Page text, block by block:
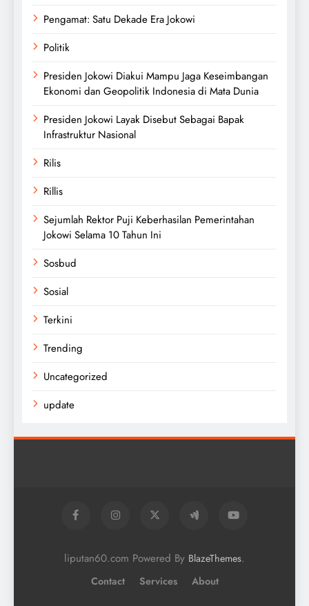
Pengamat: Satu Dekade Era Jokowi
Politik
Presiden Jokowi Diakui Mampu Jaga Keseimbangan
Ekonomi dan Geopolitik Indonesia di Mata Dunia
Presiden Jokowi Layak Disebut Sebagai Bapak
Infrastruktur Nasional
Rilis
Rillis
Sejumlah Rektor Puji Keberhasilan Pemerintahan
Jokowi Selama 10 Tahun Ini
Sosbud
Sosial
Terkini
Trending
Uncategorized
update
liputan60.com Powered By BlazeThemes.
Contact Services About